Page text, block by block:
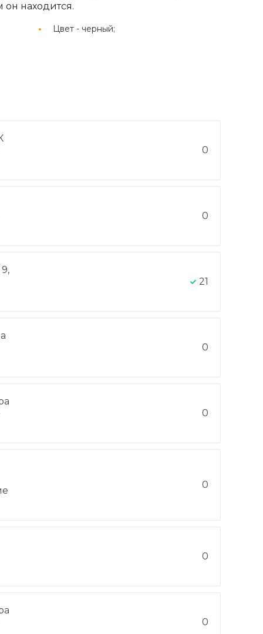
он находится.
Цвет - черный;
0
0
21
0
0
0
0
0